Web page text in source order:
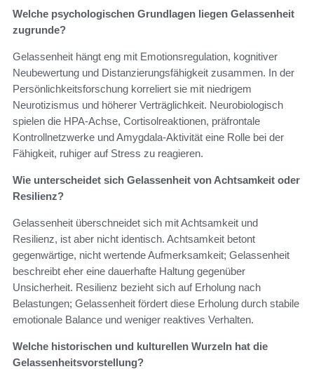
Welche psychologischen Grundlagen liegen Gelassenheit
zugrunde?
Gelassenheit hängt eng mit Emotionsregulation, kognitiver
Neubewertung und Distanzierungsfähigkeit zusammen. In der
Persönlichkeitsforschung korreliert sie mit niedrigem
Neurotizismus und höherer Verträglichkeit. Neurobiologisch
spielen die HPA‑Achse, Cortisolreaktionen, präfrontale
Kontrollnetzwerke und Amygdala‑Aktivität eine Rolle bei der
Fähigkeit, ruhiger auf Stress zu reagieren.
Wie unterscheidet sich Gelassenheit von Achtsamkeit oder
Resilienz?
Gelassenheit überschneidet sich mit Achtsamkeit und
Resilienz, ist aber nicht identisch. Achtsamkeit betont
gegenwärtige, nicht wertende Aufmerksamkeit; Gelassenheit
beschreibt eher eine dauerhafte Haltung gegenüber
Unsicherheit. Resilienz bezieht sich auf Erholung nach
Belastungen; Gelassenheit fördert diese Erholung durch stabile
emotionale Balance und weniger reaktives Verhalten.
Welche historischen und kulturellen Wurzeln hat die
Gelassenheitsvorstellung?